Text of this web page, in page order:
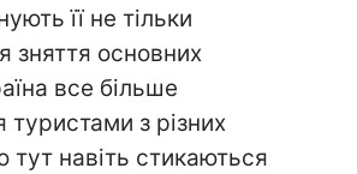
її не тільки
зняття основних
все більше
туристами з різних
тут навіть стикаються